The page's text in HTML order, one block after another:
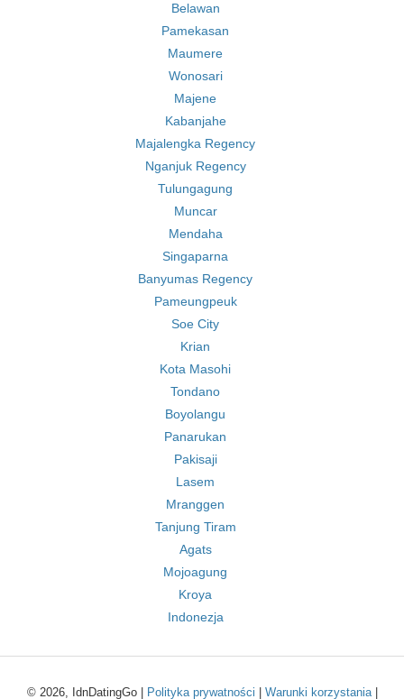
Belawan
Pamekasan
Maumere
Wonosari
Majene
Kabanjahe
Majalengka Regency
Nganjuk Regency
Tulungagung
Muncar
Mendaha
Singaparna
Banyumas Regency
Pameungpeuk
Soe City
Krian
Kota Masohi
Tondano
Boyolangu
Panarukan
Pakisaji
Lasem
Mranggen
Tanjung Tiram
Agats
Mojoagung
Kroya
Indonezja
© 2026, IdnDatingGo | Polityka prywatności Warunki korzystania|